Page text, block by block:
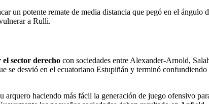
un potente remate de media distancia que pegó en el
a Rulli.
sector derecho con sociedades entre Alexander-Arnold,
se desvió en el ecuatoriano Estupiñán y terminó
haciendo más fácil la generación de juego ofensivo